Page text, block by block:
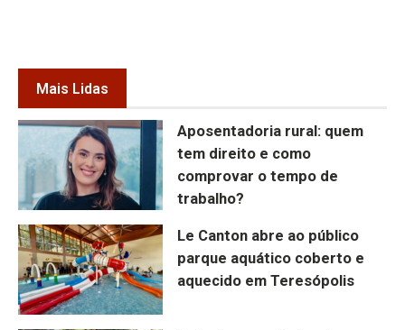
Mais Lidas
Aposentadoria rural: quem
tem direito e como
comprovar o tempo de
trabalho?
Le Canton abre ao público
parque aquático coberto e
aquecido em Teresópolis